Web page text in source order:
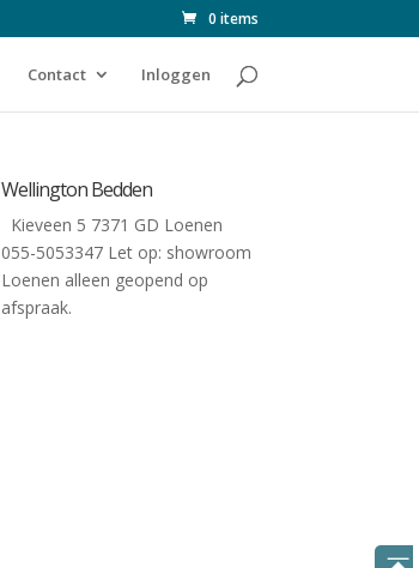
0 items
Contact Inloggen
Wellington Bedden
Kieveen 5 7371 GD Loenen
055-5053347 Let op: showroom
Loenen alleen geopend op
afspraak.